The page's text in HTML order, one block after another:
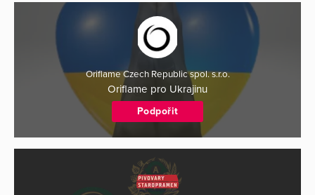
Oriflame Czech Republic spol. s.r.o.
Oriflame pro Ukrajinu
Podpořit